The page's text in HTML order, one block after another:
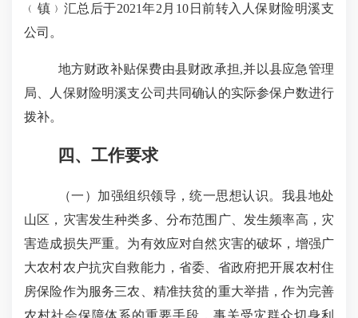
﹙ 镇 ﹚ 汇总后于2021年2 月 10 日前转入人保财险明溪支
公司。
地方财政补贴保费由县财政承担,并以县应急管理
局、人保财险明溪支公司共同确认的实际参保户数进行
拨补。
四、工作要求
（一）加强组织领导，统一思想认识。 我县地处
山区，灾害发生种类多、分布范围广、发生频率高，灾
害造成损失严重。为有效应对自然灾害的破坏，增强广
大农村农户抗灾自救能力，省委、省政府把开展农村住
房保险作为服务三农、精准扶贫的重大举措，作为完善
农村社会保障体系的重要手段，事关受灾群众切身利